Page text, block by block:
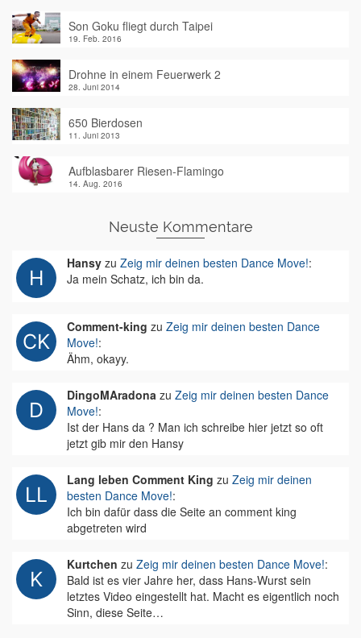
Son Goku fliegt durch Taipei
19. Feb. 2016
Drohne in einem Feuerwerk 2
28. Juni 2014
650 Bierdosen
11. Juni 2013
Aufblasbarer Riesen-Flamingo
14. Aug. 2016
Neuste Kommentare
Hansy zu Zeig mir deinen besten Dance Move!:
Ja mein Schatz, ich bin da.
Comment-king zu Zeig mir deinen besten Dance
Move!:
Ähm, okayy.
DingoMAradona zu Zeig mir deinen besten Dance
Move!:
Ist der Hans da ? Man ich schreibe hier jetzt so oft
jetzt gib mir den Hansy
Lang leben Comment King zu Zeig mir deinen
besten Dance Move!:
Ich bin dafür dass die Seite an comment king
abgetreten wird
Kurtchen zu Zeig mir deinen besten Dance Move!:
Bald ist es vier Jahre her, dass Hans-Wurst sein
letztes Video eingestellt hat. Macht es eigentlich noch
Sinn, diese Seite…